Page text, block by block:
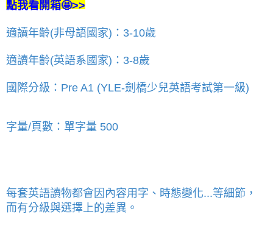
點我看開箱🤩>>
適讀年齡(非母語國家)：3-10歲
適讀年齡(英語系國家)：3-8歲
國際分級：Pre A1 (YLE-劍橋少兒英語考試第一級)
字量/頁數：單字量 500
每套英語讀物都會因內容用字、時態變化...等細節，
而有分級與選擇上的差異。